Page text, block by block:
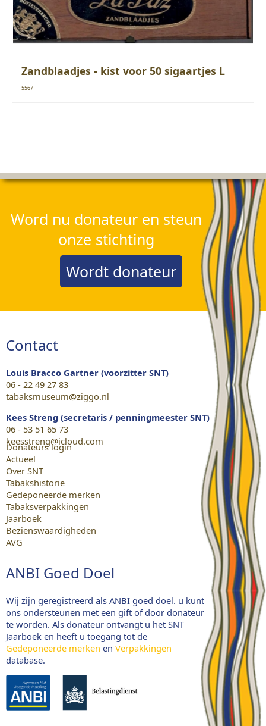
Zandblaadjes - kist voor 50 sigaartjes L
5567
Word nu donateur en steun
onze stichting
Wordt donateur
Contact
Louis Bracco Gartner (voorzitter SNT)
06 - 22 49 27 83
tabaksmuseum@ziggo.nl
Kees Streng (secretaris / penningmeester SNT)
06 - 53 51 65 73
keesstreng@icloud.com
Donateurs login
Actueel
Over SNT
Tabakshistorie
Gedeponeerde merken
Tabaksverpakkingen
Jaarboek
Bezienswaardigheden
AVG
ANBI Goed Doel
Wij zijn geregistreerd als ANBI goed doel. u kunt
ons ondersteunen met een gift of door donateur
te worden. Als donateur ontvangt u het SNT
Jaarboek en heeft u toegang tot de
Gedeponeerde merken en Verpakkingen
database.